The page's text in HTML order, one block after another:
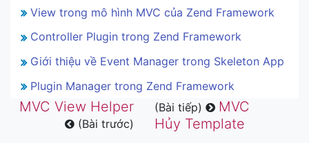
View trong mô hình MVC của Zend Framework
Controller Plugin trong Zend Framework
Giới thiệu về Event Manager trong Skeleton App
Plugin Manager trong Zend Framework
MVC View Helper
(Bài trước)
(Bài tiếp)
MVC
Hủy Template